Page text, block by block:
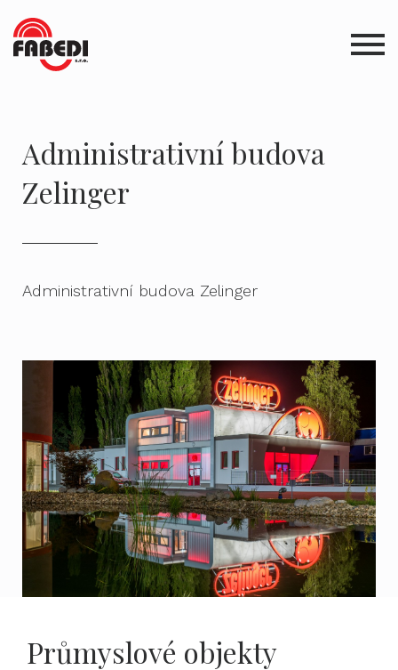
Administrativní budova
Zelinger
Administrativní budova Zelinger
Průmyslové objekty